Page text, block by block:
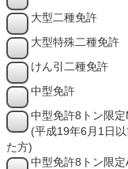
大型二種免許
大型特殊二種免許
けん引二種免許
中型免許
中型免許8トン限
(平成19年6月1日
た方)
中型免許8トン限定